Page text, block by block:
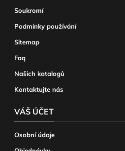
Soukromí
Podmínky používání
Sitemap
Faq
Našich katalogů
Kontaktujte nás
VÁŠ ÚČET
Osobní údaje